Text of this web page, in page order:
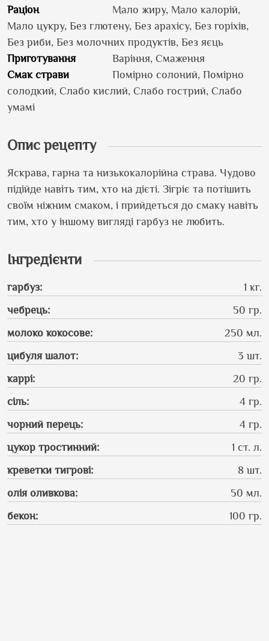
Раціон
Мало жиру, Мало калорій,
Мало цукру, Без глютену, Без арахісу, Без горіхів,
Без риби, Без молочних продуктів, Без яєць
Приготування
Варіння, Смаження
Смак страви
Помірно солоний, Помірно
солодкий, Слабо кислий, Слабо гострий, Слабо
умамі
Опис рецепту
Яскрава, гарна та низькокалорійна страва. Чудово
підійде навіть тим, хто на дієті. Зігріє та потішить
своїм ніжним смаком, і прийдеться до смаку навіть
тим, хто у іншому вигляді гарбуз не любить.
Інгредієнти
гарбуз:
1 кг.
чебрець:
50 гр.
молоко кокосове:
250 мл.
цибуля шалот:
3 шт.
каррі:
20 гр.
сіль:
4 гр.
чорний перець:
4 гр.
цукор тростинний:
1 ст. л.
креветки тигрові:
8 шт.
олія оливкова:
50 мл.
бекон: 100 гр.